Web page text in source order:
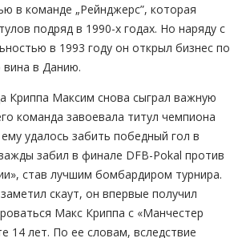
в команде „Рейнджерс”, которая
подряд в 1990-х годах. Но наряду с
в 1993 году он открыл бизнес по
вина в Данию.
Криппа Максим снова сыграл важную
команда завоевала титул чемпиона
удалось забить победный гол в
забил в финале DFB-Pokal против
став лучшим бомбардиром турнира.
скаут, он впервые получил
Макс Криппа с «Манчестер
14 лет. По ее словам, вследствие